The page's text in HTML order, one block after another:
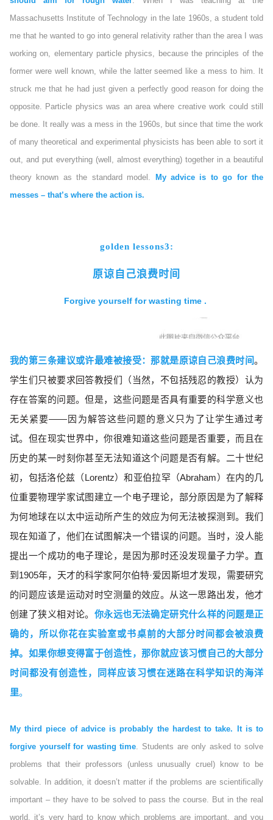
Massachusetts Institute of Technology in the late 1960s, a student told
me that he wanted to go into general relativity rather than the area I was
working on, elementary particle physics, because the principles of the
former were well known, while the latter seemed like a mess to him. It
struck me that he had just given a perfectly good reason for doing the
opposite. Particle physics was an area where creative work could still
be done. It really was a mess in the 1960s, but since that time the work
of many theoretical and experimental physicists has been able to sort it
out, and put everything (well, almost everything) together in a beautiful
theory known as the standard model.
My advice is to go for the
messes – that’s where the action is.
golden lessons3:
原谅自己浪费时间
Forgive yourself for wasting time .
我的第三条建议或许最难被接受：那就是原谅自己浪费时间。
学生们只被要求回答教授们（当然，不包括残忍的教授）认为
存在答案的问题。但是，这些问题是否具有重要的科学意义也
无关紧要——因为解答这些问题的意义只为了让学生通过考
试。但在现实世界中，你很难知道这些问题是否重要，而且在
历史的某一时刻你甚至无法知道这个问题是否有解。二十世纪
初，包括洛伦兹（Lorentz）和亚伯拉罕（Abraham）在内的几
位重要物理学家试图建立一个电子理论，部分原因是为了解释
为何地球在以太中运动所产生的效应为何无法被探测到。我们
现在知道了，他们在试图解决一个错误的问题。当时，没人能
提出一个成功的电子理论，是因为那时还没发现量子力学。直
到1905年，天才的科学家阿尔伯特·爱因斯坦才发现，需要研究
的问题应该是运动对时空测量的效应。从这一思路出发，他才
创建了狭义相对论。 你永远也无法确定研究什么样的问题是正
确的，所以你花在实验室或书桌前的大部分时间都会被浪费
掉。如果你想变得富于创造性，那你就应该习惯自己的大部分
时间都没有创造性，同样应该习惯在迷路在科学知识的海洋
里。
My third piece of advice is probably the hardest to take. It is to
forgive yourself for wasting time . Students are only asked to solve
problems that their professors (unless unusually cruel) know to be
solvable. In addition, it doesn’t matter if the problems are scientifically
important – they have to be solved to pass the course. But in the real
world, it’s very hard to know which problems are important, and you